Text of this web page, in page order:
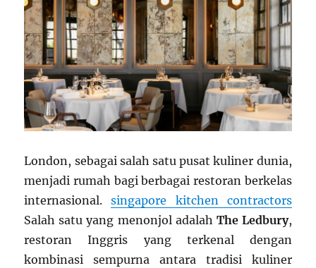
London, sebagai salah satu pusat kuliner dunia,
menjadi rumah bagi berbagai restoran berkelas
internasional.singapore kitchen contractors
Salah satu yang menonjol adalah The Ledbury,
restoran Inggris yang terkenal dengan
kombinasi sempurna antara tradisi kuliner